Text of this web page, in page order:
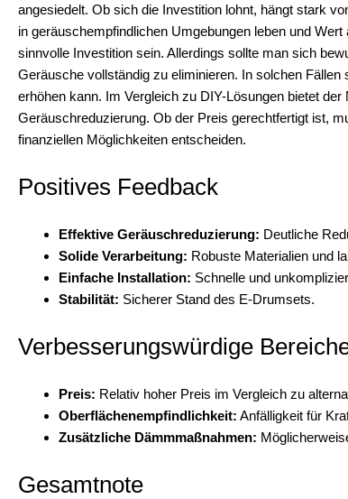
angesiedelt. Ob sich die Investition lohnt, hängt stark
in geräuschempfindlichen Umgebungen leben und
sinnvolle Investition sein. Allerdings sollte man sich
Geräusche vollständig zu eliminieren. In solchen
erhöhen kann. Im Vergleich zu DIY-Lösungen bietet
Geräuschreduzierung. Ob der Preis gerechtfertigt ist,
finanziellen Möglichkeiten entscheiden.
Positives Feedback
Effektive Geräuschreduzierung: Deutliche
Solide Verarbeitung: Robuste Materialien und
Einfache Installation: Schnelle und
Stabilität: Sicherer Stand des E-Drumsets.
Verbesserungswürdige
Preis: Relativ hoher Preis im Vergleich zu
Oberflächenempfindlichkeit: Anfälligkeit für
Zusätzliche Dämmmaßnahmen:
Gesamtnote